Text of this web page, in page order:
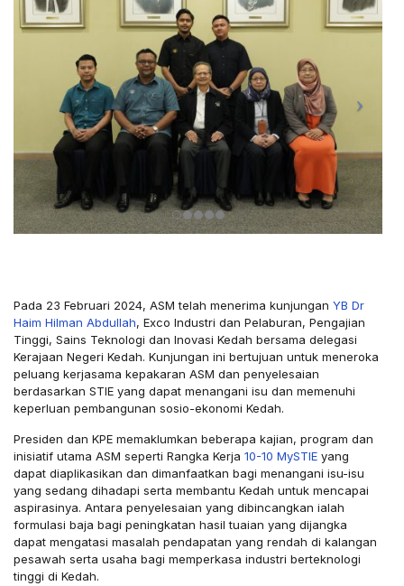
Pada 23 Februari 2024, ASM telah menerima kunjungan YB Dr
Haim Hilman Abdullah, Exco Industri dan Pelaburan, Pengajian
Tinggi, Sains Teknologi dan Inovasi Kedah bersama delegasi
Kerajaan Negeri Kedah. Kunjungan ini bertujuan untuk meneroka
peluang kerjasama kepakaran ASM dan penyelesaian
berdasarkan STIE yang dapat menangani isu dan memenuhi
keperluan pembangunan sosio-ekonomi Kedah.
Presiden dan KPE memaklumkan beberapa kajian, program dan
inisiatif utama ASM seperti Rangka Kerja 10-10 MySTIE yang
dapat diaplikasikan dan dimanfaatkan bagi menangani isu-isu
yang sedang dihadapi serta membantu Kedah untuk mencapai
aspirasinya. Antara penyelesaian yang dibincangkan ialah
formulasi baja bagi peningkatan hasil tuaian yang dijangka
dapat mengatasi masalah pendapatan yang rendah di kalangan
pesawah serta usaha bagi memperkasa industri berteknologi
tinggi di Kedah.